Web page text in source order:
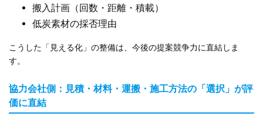
搬入計画（回数・距離・積載）
低炭素材の採否理由
こうした「見える化」の整備は、今後の提案競争力に直結しま
す。
協力会社側：見積・材料・運搬・施工方法の「選択」が評
価に直結